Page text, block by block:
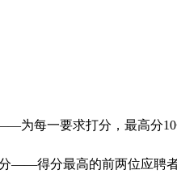
为每一要求打分，最高
——得分最高的前两位应聘